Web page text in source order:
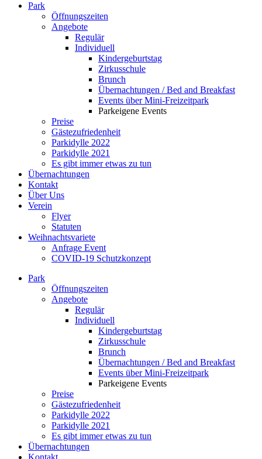
Park
Öffnungszeiten
Angebote
Regulär
Individuell
Kindergeburtstag
Zirkusschule
Brunch
Übernachtungen / Bed and Breakfast
Events über Mini-Freizeitpark
Parkeigene Events
Preise
Gästezufriedenheit
Parkidylle 2022
Parkidylle 2021
Es gibt immer etwas zu tun
Übernachtungen
Kontakt
Über Uns
Verein
Flyer
Statuten
Weihnachtsvariete
Anfrage Event
COVID-19 Schutzkonzept
Park
Öffnungszeiten
Angebote
Regulär
Individuell
Kindergeburtstag
Zirkusschule
Brunch
Übernachtungen / Bed and Breakfast
Events über Mini-Freizeitpark
Parkeigene Events
Preise
Gästezufriedenheit
Parkidylle 2022
Parkidylle 2021
Es gibt immer etwas zu tun
Übernachtungen
Kontakt